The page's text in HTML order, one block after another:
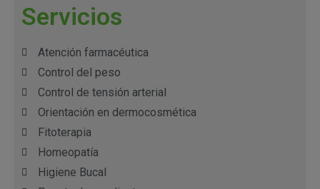
Servicios
Atención farmacéutica
Control del peso
Control de tensión arterial
Orientación en dermocosmética
Fitoterapia
Homeopatía
Higiene Bucal